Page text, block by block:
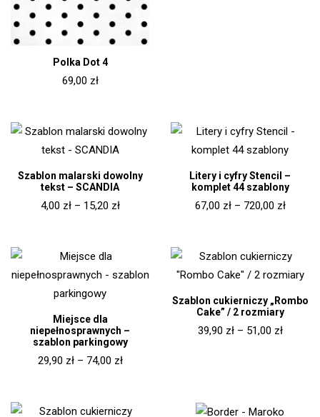
Polka Dot 4
69,00 zł
Szablon malarski dowolny
tekst – SCANDIA
4,00 zł – 15,20 zł
Litery i cyfry Stencil –
komplet 44 szablony
67,00 zł – 720,00 zł
Miejsce dla
niepełnosprawnych –
szablon parkingowy
29,90 zł – 74,00 zł
Szablon cukierniczy „Rombo
Cake” / 2 rozmiary
39,90 zł – 51,00 zł